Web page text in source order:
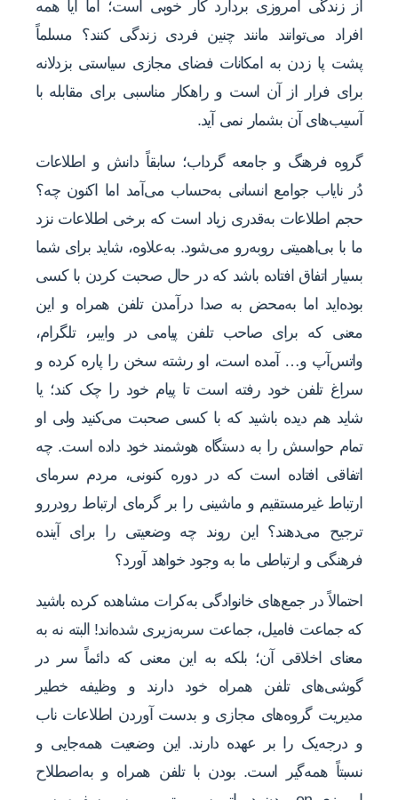
از زندگی امروزی بردارد کار خوبی است؛ اما آیا همه
افراد می‌توانند مانند چنین فردی زندگی کنند؟ مسلماً
پشت پا زدن به امکانات فضای مجازی سیاستی بزدلانه
برای فرار از آن است و راهکار مناسبی برای مقابله با
آسیب‌های آن بشمار نمی آید.
گروه فرهنگ و جامعه گرداب؛ سابقاً دانش و اطلاعات
دُر نایاب جوامع انسانی به‌حساب می‌آمد اما اکنون چه؟
حجم اطلاعات به‌قدری زیاد است که برخی اطلاعات نزد
ما با بی‌اهمیتی روبه‌رو می‌شود. به‌علاوه، شاید برای شما
بسیار اتفاق افتاده باشد که در حال صحبت کردن با کسی
بوده‌اید اما به‌محض به صدا درآمدن تلفن همراه و این
معنی که برای صاحب تلفن پیامی در وایبر، تلگرام،
واتس‌آپ و… آمده است، او رشته سخن را پاره کرده و
سراغ تلفن خود رفته است تا پیام خود را چک کند؛ یا
شاید هم دیده باشید که با کسی صحبت می‌کنید ولی او
تمام حواسش را به دستگاه هوشمند خود داده است. چه
اتفاقی افتاده است که در دوره کنونی، مردم سرمای
ارتباط غیرمستقیم و ماشینی را بر گرمای ارتباط رودررو
ترجیح می‌دهند؟ این روند چه وضعیتی را برای آینده
فرهنگی و ارتباطی ما به وجود خواهد آورد؟
احتمالاً در جمع‌های خانوادگی به‌کرات مشاهده کرده باشید
که جماعت فامیل، جماعت سربه‌زیری شده‌اند! البته نه به
معنای اخلاقی آن؛ بلکه به این معنی که دائماً سر در
گوشی‌های تلفن همراه خود دارند و وظیفه خطیر
مدیریت گروه‌های مجازی و بدست آوردن اطلاعات ناب
و درجه‌یک را بر عهده دارند. این وضعیت همه‌جایی و
نسبتاً همه‌گیر است. بودن با تلفن همراه و به‌اصطلاح